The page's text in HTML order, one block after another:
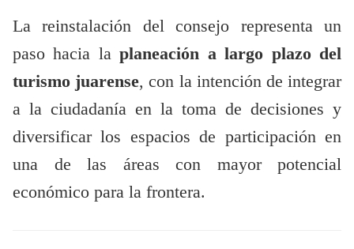
La reinstalación del consejo representa un
paso hacia laplaneación a largo plazo del
turismo juarense, con la intención de integrar
a la ciudadanía en la toma de decisiones y
diversificar los espacios de participación en
una de las áreas con mayor potencial
económico para la frontera.